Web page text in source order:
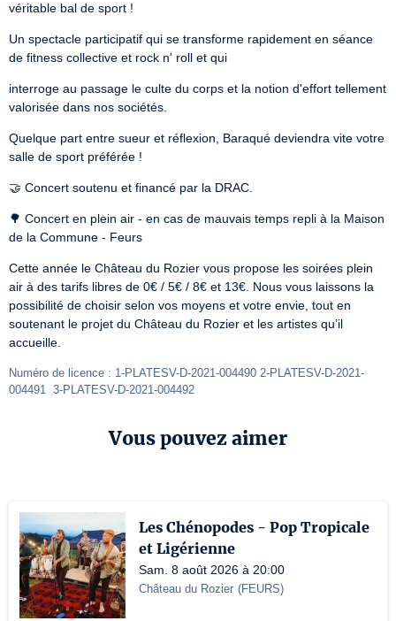
véritable bal de sport !
Un spectacle participatif qui se transforme rapidement en séance
de fitness collective et rock n' roll et qui
interroge au passage le culte du corps et la notion d'effort tellement
valorisée dans nos sociétés.
Quelque part entre sueur et réflexion, Baraqué deviendra vite votre
salle de sport préférée !
🤝 Concert soutenu et financé par la DRAC.
🌳 Concert en plein air - en cas de mauvais temps repli à la Maison
de la Commune - Feurs
Cette année le Château du Rozier vous propose les soirées plein
air à des tarifs libres de 0€ / 5€ / 8€ et 13€. Nous vous laissons la
possibilité de choisir selon vos moyens et votre envie, tout en
soutenant le projet du Château du Rozier et les artistes qu’il
accueille.
Numéro de licence : 1-PLATESV-D-2021-004490 2-PLATESV-D-2021-
004491  3-PLATESV-D-2021-004492
Vous pouvez aimer
Les Chénopodes - Pop Tropicale
et Ligérienne
Sam. 8 août 2026 à 20:00
Château du Rozier (FEURS)